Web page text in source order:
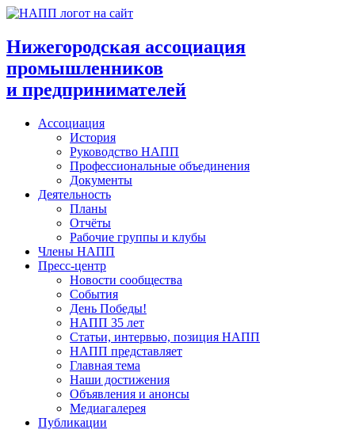
Перейти
содержимому
Нижегородская ассоциация
промышленников
и предпринимателей
Ассоциация
История
Руководство НАПП
Профессиональные объединения
Документы
Деятельность
Планы
Отчёты
Рабочие группы и клубы
Члены НАПП
Пресс-центр
Новости сообщества
События
День Победы!
НАПП 35 лет
Статьи, интервью, позиция НАПП
НАПП представляет
Главная тема
Наши достижения
Объявления и анонсы
Медиагалерея
Публикации